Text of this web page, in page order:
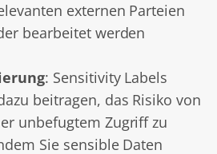
externen Parteien
bearbeitet werden
: Sensitivity Labels
beitragen, das Risiko von
unbefugtem Zugriff zu
Sie sensible Daten